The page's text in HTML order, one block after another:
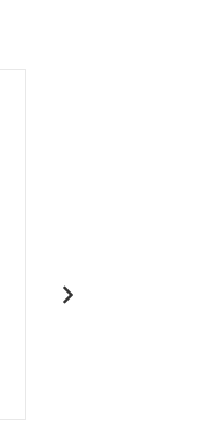
BENZ
CLASE C (BM